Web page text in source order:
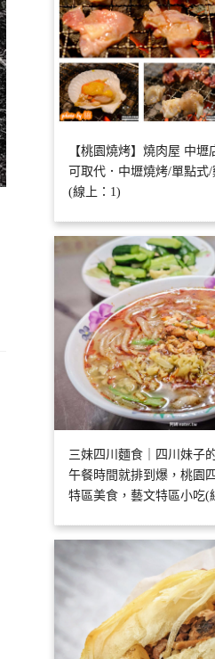
【桃園燒烤】燒肉屋 中
可取代．中壢燒烤/單點式
(線上：1)
三妹四川麵食｜四川妹子
午餐時間就排到爆，桃園
特區美食，藝文特區小吃(